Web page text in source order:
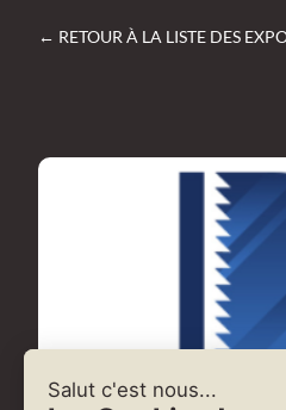
← RETOUR À LA LISTE DES